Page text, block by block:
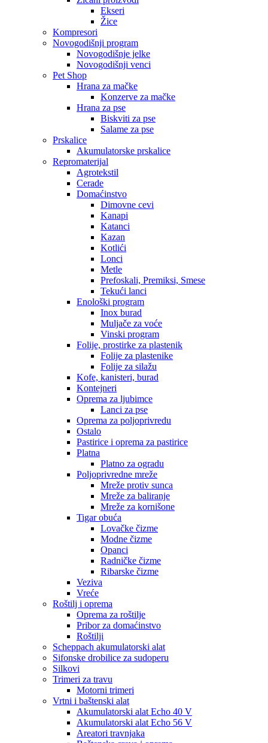
Ekseri
Žice
Kompresori
Novogodišnji program
Novogodišnje jelke
Novogodišnji venci
Pet Shop
Hrana za mačke
Konzerve za mačke
Hrana za pse
Biskviti za pse
Salame za pse
Prskalice
Akumulatorske prskalice
Repromaterijal
Agrotekstil
Cerade
Domaćinstvo
Dimovne cevi
Kanapi
Katanci
Kazan
Kotlići
Lonci
Metle
Prefoskali, Premiksi, Smese
Tekući lanci
Enološki program
Inox burad
Muljače za voće
Vinski program
Folije, prostirke za plastenik
Folije za plastenike
Folije za silažu
Kofe, kanisteri, burad
Kontejneri
Oprema za ljubimce
Lanci za pse
Oprema za poljoprivredu
Ostalo
Pastirice i oprema za pastirice
Platna
Platno za ogradu
Poljoprivredne mreže
Mreže protiv sunca
Mreže za baliranje
Mreže za kornišone
Tigar obuća
Lovačke čizme
Modne čizme
Opanci
Radničke čizme
Ribarske čizme
Veziva
Vreće
Roštilj i oprema
Oprema za roštilje
Pribor za domaćinstvo
Roštilji
Scheppach akumulatorski alat
Sifonske drobilice za sudoperu
Silkovi
Trimeri za travu
Motorni trimeri
Vrtni i baštenski alat
Akumulatorski alat Echo 40 V
Akumulatorski alat Echo 56 V
Areatori travnjaka